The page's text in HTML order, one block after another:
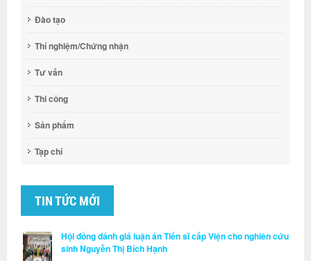
Đào tạo
Thí nghiệm/Chứng nhận
Tư vấn
Thi công
Sản phẩm
Tạp chí
TIN TỨC MỚI
Hội đồng đánh giá luận án Tiến sĩ cấp Viện cho nghiên cứu
sinh Nguyễn Thị Bích Hạnh